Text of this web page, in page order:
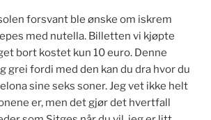
forsvant ble ønske om iskrem
med nutella. Billetten vi kjøpte
bort kostet kun 10 euro. Denne
grei fordi med den kan du dra hvor du
sine seks soner. Jeg vet ikke helt
er, men det gjør det hvertfall